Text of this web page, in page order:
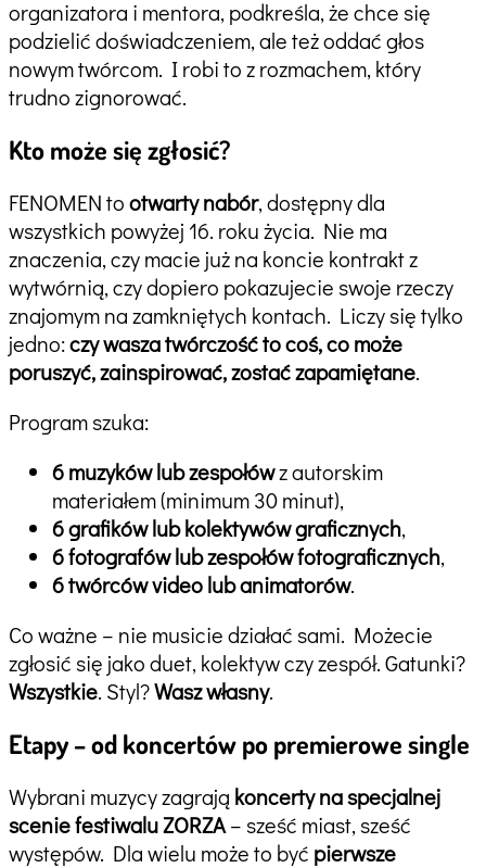
organizatora i mentora, podkreśla, że chce się
podzielić doświadczeniem, ale też oddać głos
nowym twórcom. I robi to z rozmachem, który
trudno zignorować.
Kto może się zgłosić?
FENOMEN tootwarty nabór, dostępny dla
wszystkich powyżej 16. roku życia. Nie ma
znaczenia, czy macie już na koncie kontrakt z
wytwórnią, czy dopiero pokazujecie swoje rzeczy
znajomym na zamkniętych kontach. Liczy się tylko
jedno:czy wasza twórczość to coś, co może
poruszyć, zainspirować, zostać zapamiętane.
Program szuka:
6 muzyków lub zespołówz autorskim
materiałem (minimum 30 minut),
6 grafików lub kolektywów graficznych,
6 fotografów lub zespołów fotograficznych,
6 twórców video lub animatorów.
Co ważne – nie musicie działać sami. Możecie
zgłosić się jako duet, kolektyw czy zespół. Gatunki?
Wszystkie. Styl?Wasz własny.
Etapy – od koncertów po premierowe single
Wybrani muzycy zagrają koncerty na specjalnej
scenie festiwalu ZORZA– sześć miast, sześć
występów. Dla wielu może to być pierwsze